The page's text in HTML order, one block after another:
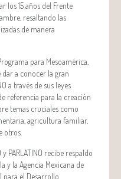
los 15 años del Frente
resaltando las
de manera
para Mesoamérica,
a conocer la gran
a través de sus leyes
referencia para la creación
temas cruciales como
agricultura familiar,
otros.
PARLATINO recibe respaldo
y la Agencia Mexicana de
para el Desarrollo